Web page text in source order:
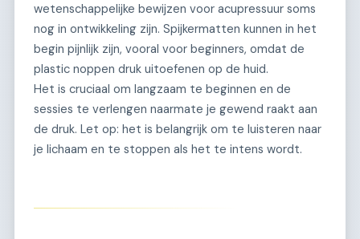
wetenschappelijke bewijzen voor acupressuur soms
nog in ontwikkeling zijn. Spijkermatten kunnen in het
begin pijnlijk zijn, vooral voor beginners, omdat de
plastic noppen druk uitoefenen op de huid.
Het is cruciaal om langzaam te beginnen en de
sessies te verlengen naarmate je gewend raakt aan
de druk. Let op: het is belangrijk om te luisteren naar
je lichaam en te stoppen als het te intens wordt.